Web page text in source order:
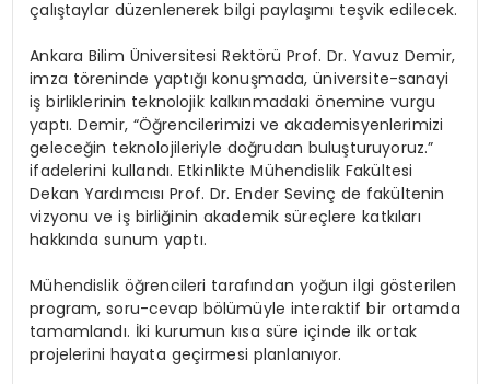
çalıştaylar düzenlenerek bilgi paylaşımı teşvik edilecek.
Ankara Bilim Üniversitesi Rektörü Prof. Dr. Yavuz Demir,
imza töreninde yaptığı konuşmada, üniversite-sanayi
iş birliklerinin teknolojik kalkınmadaki önemine vurgu
yaptı. Demir, “Öğrencilerimizi ve akademisyenlerimizi
geleceğin teknolojileriyle doğrudan buluşturuyoruz.”
ifadelerini kullandı. Etkinlikte Mühendislik Fakültesi
Dekan Yardımcısı Prof. Dr. Ender Sevinç de fakültenin
vizyonu ve iş birliğinin akademik süreçlere katkıları
hakkında sunum yaptı.
Mühendislik öğrencileri tarafından yoğun ilgi gösterilen
program, soru-cevap bölümüyle interaktif bir ortamda
tamamlandı. İki kurumun kısa süre içinde ilk ortak
projelerini hayata geçirmesi planlanıyor.